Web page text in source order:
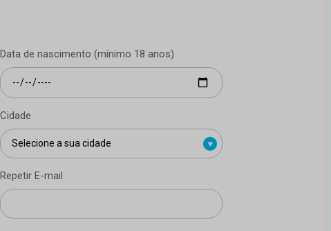
Data de nascimento (mínimo 18 anos)
Cidade
Repetir E-mail